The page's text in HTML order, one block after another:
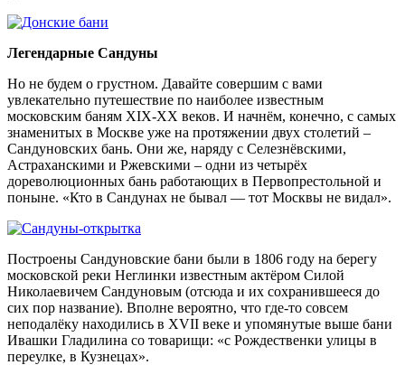
Легендарные Сандуны
Но не будем о грустном. Давайте совершим с вами
увлекательно путешествие по наиболее известным
московским баням XIX-XX веков. И начнём, конечно, с самых
знаменитых в Москве уже на протяжении двух столетий –
Сандуновских бань. Они же, наряду с Селезнёвскими,
Астраханскими и Ржевскими – одни из четырёх
дореволюционных бань работающих в Первопрестольной и
поныне. «Кто в Сандунах не бывал — тот Москвы не видал».
Построены Сандуновские бани были в 1806 году на берегу
московской реки Неглинки известным актёром Силой
Николаевичем Сандуновым (отсюда и их сохранившееся до
сих пор название). Вполне вероятно, что где-то совсем
неподалёку находились в XVII веке и упомянутые выше бани
Ивашки Гладилина со товарищи: «с Рождественки улицы в
переулке, в Кузнецах».